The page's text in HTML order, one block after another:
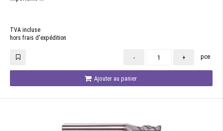
TVA incluse
hors frais d'expédition
- + pce
Ajouter au panier